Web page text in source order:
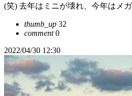
(笑) 去年はミニが壊れ、今年はメ
thumb_up 32
comment0
2022/04/30 12:30